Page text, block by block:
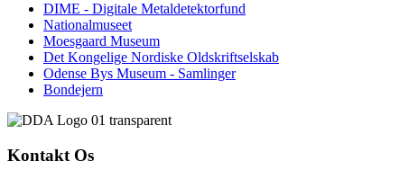
DIME - Digitale Metaldetektorfund
Nationalmuseet
Moesgaard Museum
Det Kongelige Nordiske Oldskriftselskab
Odense Bys Museum - Samlinger
Bondejern
Kontakt Os